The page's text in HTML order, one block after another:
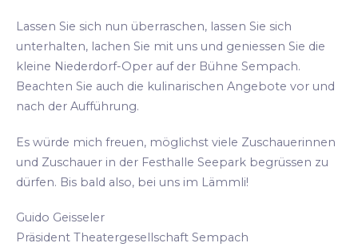
Lassen Sie sich nun überraschen, lassen Sie sich
unterhalten, lachen Sie mit uns und geniessen Sie die
kleine Niederdorf-Oper auf der Bühne Sempach.
Beachten Sie auch die kulinarischen Angebote vor und
nach der Aufführung.
Es würde mich freuen, möglichst viele Zuschauerinnen
und Zuschauer in der Festhalle Seepark begrüssen zu
dürfen. Bis bald also, bei uns im Lämmli!
Guido Geisseler
Präsident Theatergesellschaft Sempach